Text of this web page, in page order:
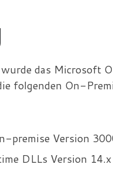
das Microsoft
folgenden On-
premise Version
DLLs Version 14.x